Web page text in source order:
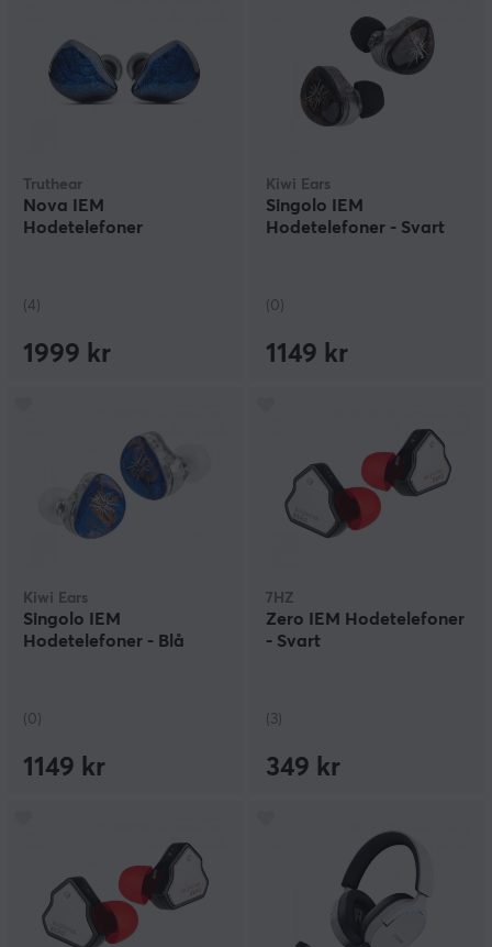
Truthear
Nova IEM
Hodetelefoner
(4)
1999 kr
Kiwi Ears
Singolo IEM
Hodetelefoner - Svart
(0)
1149 kr
Kiwi Ears
Singolo IEM
Hodetelefoner - Blå
(0)
1149 kr
7HZ
Zero IEM Hodetelefoner
- Svart
(3)
349 kr